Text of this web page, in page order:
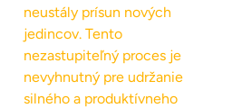
neustály prísun nových
jedincov. Tento
nezastupiteľný proces je
nevyhnutný pre udržanie
silného a produktívneho